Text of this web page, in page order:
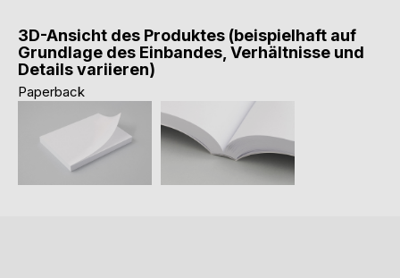
3D-Ansicht des Produktes (beispielhaft auf
Grundlage des Einbandes, Verhältnisse und
Details variieren)
Paperback